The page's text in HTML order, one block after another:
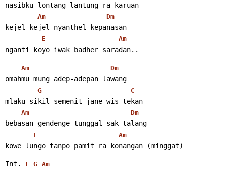
nasibku lontang-lantung ra karuan
Am Dm
kejel-kejel nyanthel kepanasan
E Am
nganti koyo iwak badher saradan..
Am Dm
omahmu mung adep-adepan lawang
G C
mlaku sikil semenit jane wis tekan
Am Dm
bebasan gendenge tunggal sak talang
E Am
kowe lungo tanpo pamit ra konangan (minggat)
Int. F G Am